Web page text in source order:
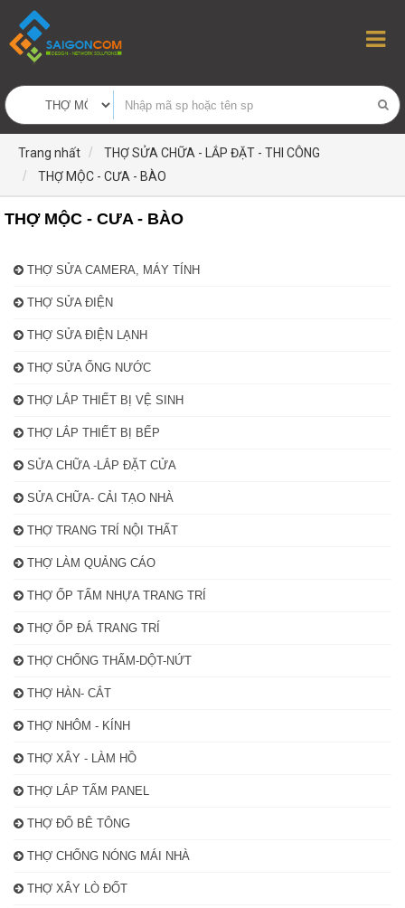
Trang nhất
THỢ SỬA CHỮA - LẮP ĐẶT - THI CÔNG
THỢ MỘC - CƯA - BÀO
THỢ MỘC - CƯA - BÀO
THỢ SỬA CAMERA, MÁY TÍNH
THỢ SỬA ĐIỆN
THỢ SỬA ĐIỆN LẠNH
THỢ SỬA ỐNG NƯỚC
THỢ LẮP THIẾT BỊ VỆ SINH
THỢ LẮP THIẾT BỊ BẾP
SỬA CHỮA -LẮP ĐẶT CỬA
SỬA CHỮA- CẢI TẠO NHÀ
THỢ TRANG TRÍ NỘI THẤT
THỢ LÀM QUẢNG CÁO
THỢ ỐP TẤM NHỰA TRANG TRÍ
THỢ ỐP ĐÁ TRANG TRÍ
THỢ CHỐNG THẤM-DỘT-NỨT
THỢ HÀN- CẮT
THỢ NHÔM - KÍNH
THỢ XÂY - LÀM HỒ
THỢ LẮP TẤM PANEL
THỢ ĐỔ BÊ TÔNG
THỢ CHỐNG NÓNG MÁI NHÀ
THỢ XÂY LÒ ĐỐT